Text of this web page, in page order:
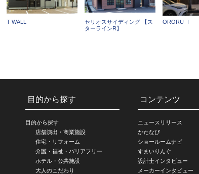
T-WALL
セリオスサイディング 【ス
ターラインR】
ORORU Ⅰ
目的から探す
目的から探す
店舗演出・商業施設
住宅・リフォーム
介護・福祉・バリアフリー
ホテル・公共施設
大人のこだわり
コンテンツ
ニュースリリース
かたなび
ショールームナビ
すまいりんぐ
設計士インタビュー
メーカーインタビュー